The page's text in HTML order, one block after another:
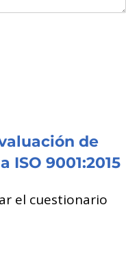
de
9001:2015
el cuestionario